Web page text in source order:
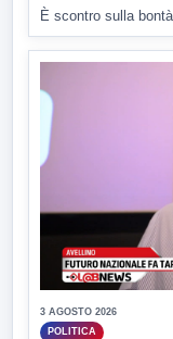
È scontro sulla
3 AGOSTO 2026
POLITICA